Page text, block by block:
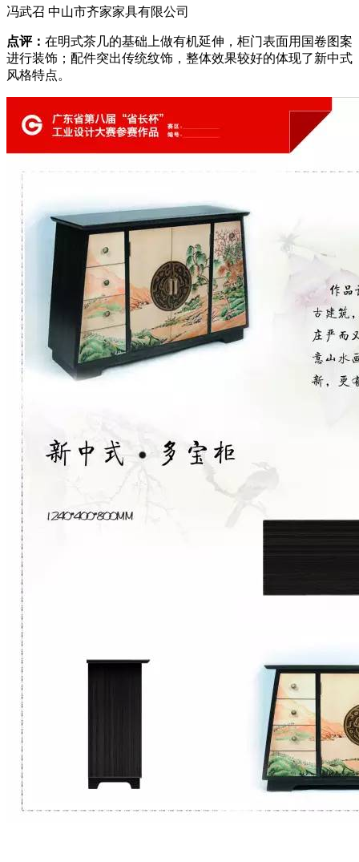
冯武召 中山市齐家家具有限公司
点评： 在明式茶几的基础上做有机延伸，柜门表面用国卷图案
进行装饰；配件突出传统纹饰，整体效果较好的体现了新中式
风格特点。